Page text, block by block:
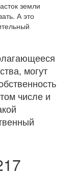
земли
А это
могут
числе и